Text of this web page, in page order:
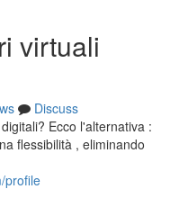
virtuali
Discuss
Ecco l'alternativa :
flessibilità , eliminando
profile